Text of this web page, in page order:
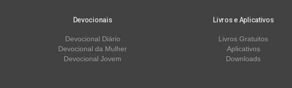
Devocionais
Devocional Diário
Devocional da Mulher
Devocional Jovem
Livros e Aplicativos
Livros Gratuitos
Aplicativos
Downloads